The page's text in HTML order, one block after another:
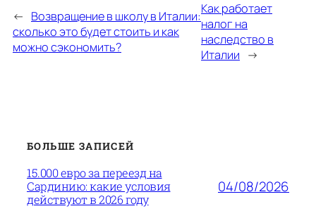
← Возвращение в школу в Италии:
сколько это будет стоить и как
можно сэкономить?
Как работает
налог на
наследство в
Италии →
БОЛЬШЕ ЗАПИСЕЙ
15.000 евро за переезд на
Сардинию: какие условия
действуют в 2026 году
04/08/2026